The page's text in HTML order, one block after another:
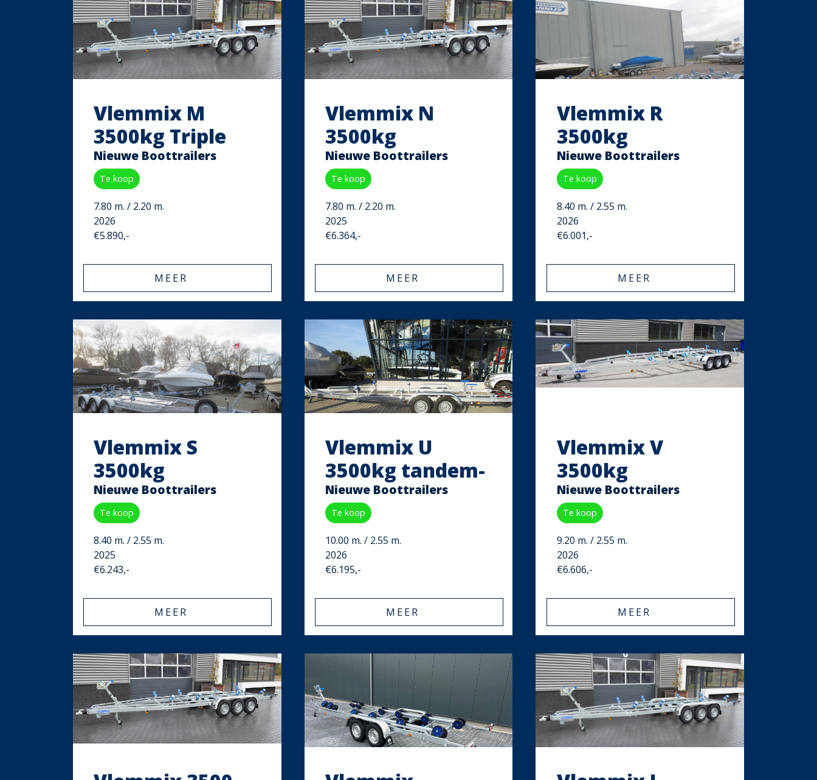
Vlemmix M
3500kg Triple
1500
Nieuwe Boottrailers
Te koop
7.80 m. / 2.20 m.
2026
€5.890,-
MEER
Vlemmix N
3500kg
Nieuwe Boottrailers
Te koop
7.80 m. / 2.20 m.
2025
€6.364,-
MEER
Vlemmix R
3500kg
Nieuwe Boottrailers
Te koop
8.40 m. / 2.55 m.
2026
€6.001,-
MEER
Vlemmix S
3500kg
Nieuwe Boottrailers
Te koop
8.40 m. / 2.55 m.
2025
€6.243,-
MEER
Vlemmix U
3500kg tandem-
as 2x 1800kg
Nieuwe Boottrailers
Te koop
10.00 m. / 2.55 m.
2026
€6.195,-
MEER
Vlemmix V
3500kg
Nieuwe Boottrailers
Te koop
9.20 m. / 2.55 m.
2026
€6.606,-
MEER